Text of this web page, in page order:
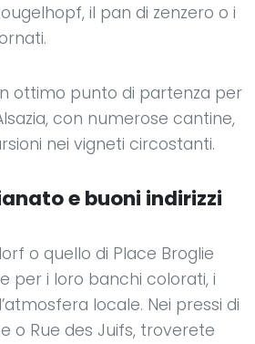
il pan di zenzero o i
ottimo punto di partenza per
con numerose cantine,
nei vigneti circostanti.
e buoni indirizzi
o quello di Place Broglie
per i loro banchi colorati, i
locale. Nei pressi di
o Rue des Juifs, troverete